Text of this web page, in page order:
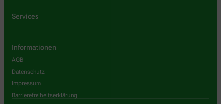
Services
Informationen
AGB
Datenschutz
Impressum
Barrierefreiheitserklärung